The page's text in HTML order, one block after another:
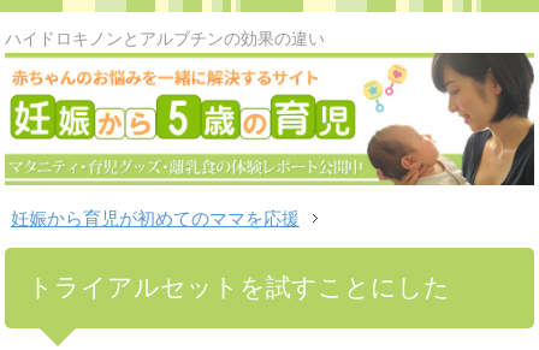
ハイドロキノンとアルブチンの効果の違い
妊娠から育児が初めてのママを応援
トライアルセットを試すことにした